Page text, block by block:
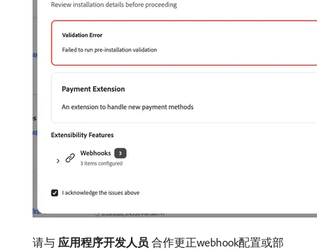
请与​ 应用程序开发人员 ​合作更正webhook配置或部